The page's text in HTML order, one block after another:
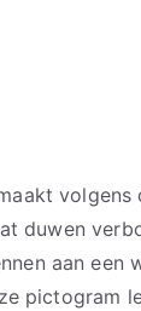
volgens
duwen
aan een
pictogram